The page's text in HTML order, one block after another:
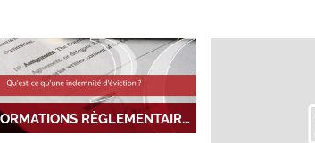
INFORMATIONS RÈGLEMENTAIRES ET JURIDIQUES